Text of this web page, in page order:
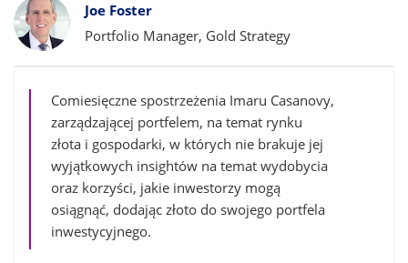
Joe Foster
Portfolio Manager, Gold Strategy
Comiesięczne spostrzeżenia Imaru Casanovy,
zarządzającej portfelem, na temat rynku
złota i gospodarki, w których nie brakuje jej
wyjątkowych insightów na temat wydobycia
oraz korzyści, jakie inwestorzy mogą
osiągnąć, dodając złoto do swojego portfela
inwestycyjnego.